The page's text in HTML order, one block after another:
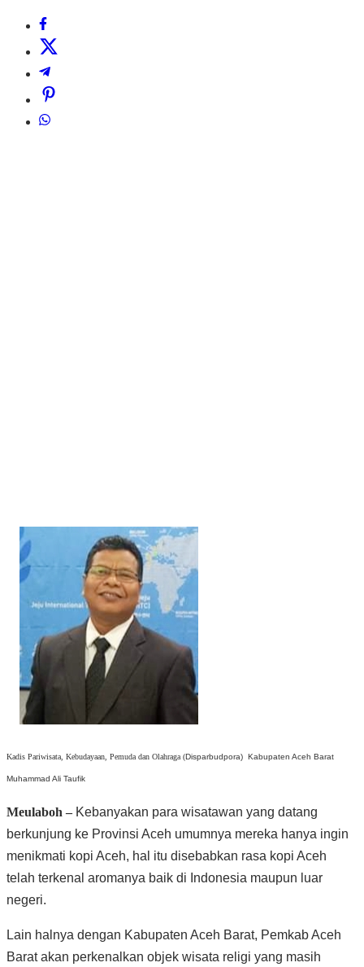
Kadis Pariwisata, Kebudayaan, Pemuda dan Olahraga (Disparbudpora) Kabupaten Aceh Barat
Muhammad Ali Taufik
Meulaboh – Kebanyakan para wisatawan yang datang
berkunjung ke Provinsi Aceh umumnya mereka hanya ingin
menikmati kopi Aceh, hal itu disebabkan rasa kopi Aceh
telah terkenal aromanya baik di Indonesia maupun luar
negeri.
Lain halnya dengan Kabupaten Aceh Barat, Pemkab Aceh
Barat akan perkenalkan objek wisata religi yang masih